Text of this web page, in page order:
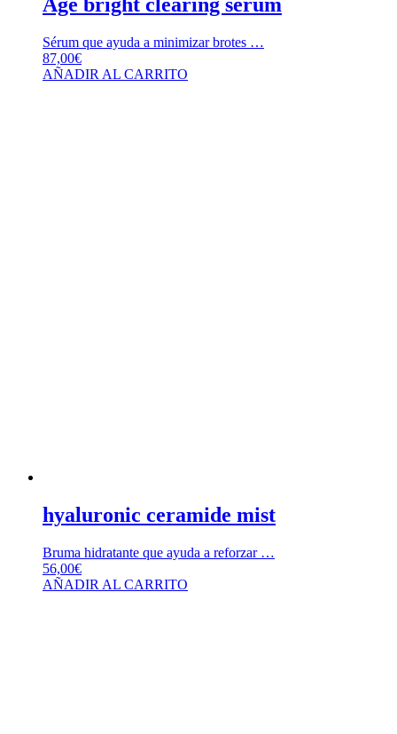
Age bright clearing serum
Sérum que ayuda a minimizar brotes …
87,00€
AÑADIR AL CARRITO
hyaluronic ceramide mist
Bruma hidratante que ayuda a reforzar …
56,00€
AÑADIR AL CARRITO